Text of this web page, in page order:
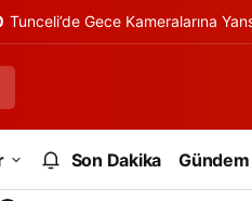
Tunceli’de Gece Kameralarına
Son Dakika Gündem